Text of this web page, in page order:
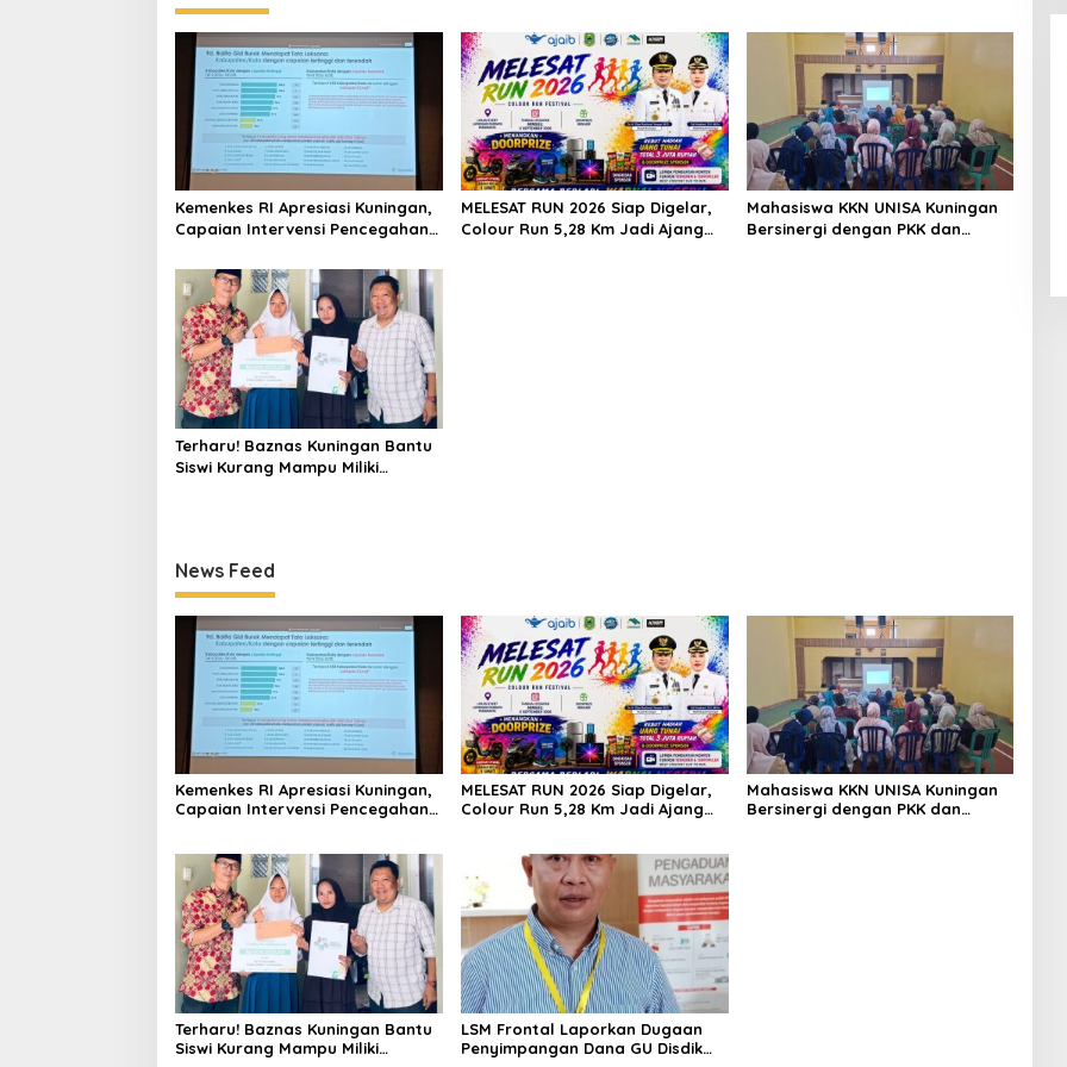
Kemenkes RI Apresiasi Kuningan,
Capaian Intervensi Pencegahan
MELESAT RUN 2026 Siap Digelar,
Colour Run 5,28 Km Jadi Ajang
Mahasiswa KKN UNISA Kuningan
Bersinergi dengan PKK dan
Terharu! Baznas Kuningan Bantu
Siswi Kurang Mampu Miliki
News Feed
Kemenkes RI Apresiasi Kuningan,
Capaian Intervensi Pencegahan
MELESAT RUN 2026 Siap Digelar,
Colour Run 5,28 Km Jadi Ajang
Mahasiswa KKN UNISA Kuningan
Bersinergi dengan PKK dan
Terharu! Baznas Kuningan Bantu
Siswi Kurang Mampu Miliki
LSM Frontal Laporkan Dugaan
Penyimpangan Dana GU Disdik
Alhamdulillah! Rofia Lolos,
Penampilan “Pesta Panen” Elvy
Sukaesih Berbuah Manis